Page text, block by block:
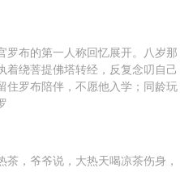
罗布的第一人称回忆展开。八岁那
着绕菩提佛塔转经，反复念叨自己
住罗布陪伴，不愿他入学；同龄玩
茶，爷爷说，大热天喝凉茶伤身，